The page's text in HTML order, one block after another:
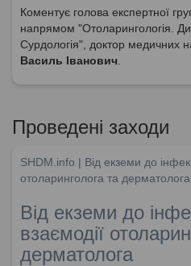
Коментує голова експертної
напрямом "Отоларингологія.
Сурдологія", доктор медичних
Василь Іванович
Проведені заходи
SHDM.info | Від екземи до
отоларинголога та дерматолога
Від екземи до
взаємодії
дерматолога